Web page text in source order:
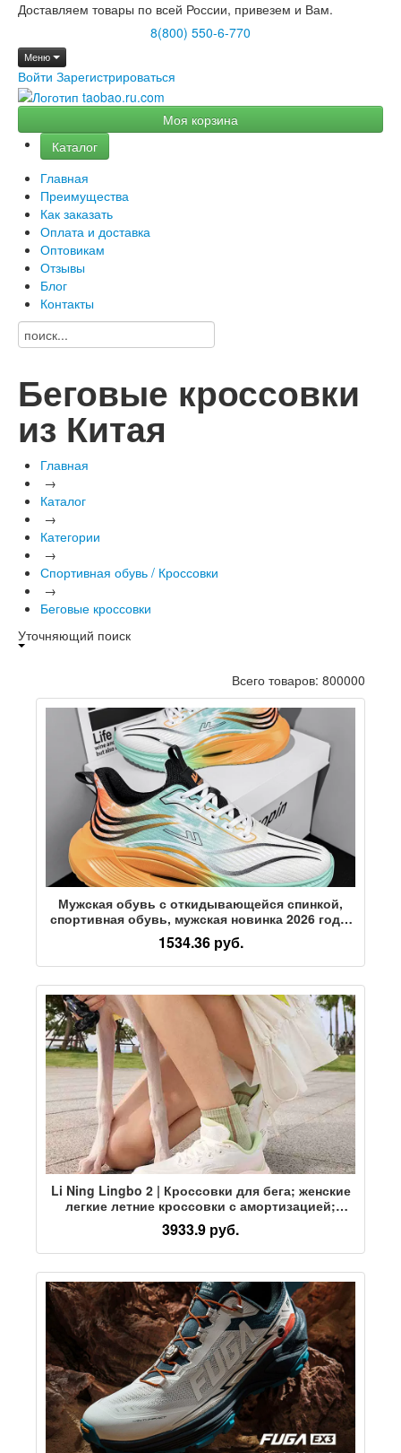
Доставляем товары по всей России, привезем и Вам.
8(800) 550-6-770
Меню
Войти Зарегистрироваться
Моя корзина
Каталог
Главная
Преимущества
Как заказать
Оплата и доставка
Оптовикам
Отзывы
Блог
Контакты
Беговые кроссовки
из Китая
Главная
→
Каталог
→
Категории
→
Спортивная обувь / Кроссовки
→
Беговые кроссовки
Уточняющий поиск
Всего товаров: 800000
Мужская обувь с откидывающейся спинкой,
спортивная обувь, мужская новинка 2026 года,
студенческие кроссовки для занятий
физической культурой, амортизирующая
повседневная обувь для бега, мужская
1534.36 руб.
Li Ning Lingbo 2 | Кроссовки для бега; женские
легкие летние кроссовки с амортизацией;
новая повседневная спортивная обувь с
повышенной воздухопроницаемостью на
толстой подошве
3933.9 руб.